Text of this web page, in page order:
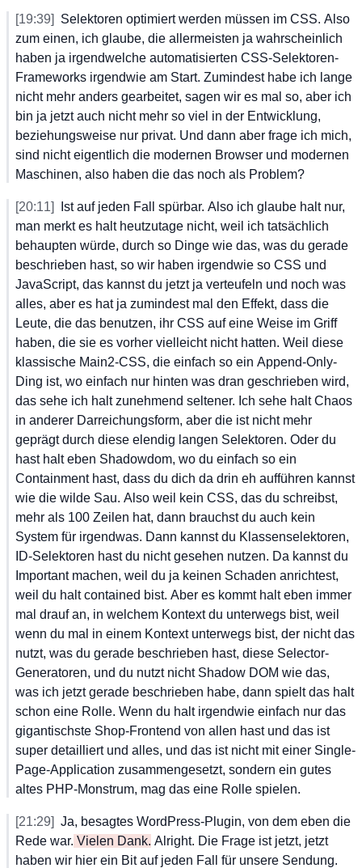
[19:39] Selektoren optimiert werden müssen im CSS. Also
zum einen, ich glaube, die allermeisten ja wahrscheinlich
haben ja irgendwelche automatisierten CSS-Selektoren-
Frameworks irgendwie am Start. Zumindest habe ich lange
nicht mehr anders gearbeitet, sagen wir es mal so, aber ich
bin ja jetzt auch nicht mehr so viel in der Entwicklung,
beziehungsweise nur privat. Und dann aber frage ich mich,
sind nicht eigentlich die modernen Browser und modernen
Maschinen, also haben die das noch als Problem?
[20:11] Ist auf jeden Fall spürbar. Also ich glaube halt nur,
man merkt es halt heutzutage nicht, weil ich tatsächlich
behaupten würde, durch so Dinge wie das, was du gerade
beschrieben hast, so wir haben irgendwie so CSS und
JavaScript, das kannst du jetzt ja verteufeln und noch was
alles, aber es hat ja zumindest mal den Effekt, dass die
Leute, die das benutzen, ihr CSS auf eine Weise im Griff
haben, die sie es vorher vielleicht nicht hatten. Weil diese
klassische Main2-CSS, die einfach so ein Append-Only-
Ding ist, wo einfach nur hinten was dran geschrieben wird,
das sehe ich halt zunehmend seltener. Ich sehe halt Chaos
in anderer Darreichungsform, aber die ist nicht mehr
geprägt durch diese elendig langen Selektoren. Oder du
hast halt eben Shadowdom, wo du einfach so ein
Containment hast, dass du dich da drin eh aufführen kannst
wie die wilde Sau. Also weil kein CSS, das du schreibst,
mehr als 100 Zeilen hat, dann brauchst du auch kein
System für irgendwas. Dann kannst du Klassenselektoren,
ID-Selektoren hast du nicht gesehen nutzen. Da kannst du
Important machen, weil du ja keinen Schaden anrichtest,
weil du halt contained bist. Aber es kommt halt eben immer
mal drauf an, in welchem Kontext du unterwegs bist, weil
wenn du mal in einem Kontext unterwegs bist, der nicht das
nutzt, was du gerade beschrieben hast, diese Selector-
Generatoren, und du nutzt nicht Shadow DOM wie das,
was ich jetzt gerade beschrieben habe, dann spielt das halt
schon eine Rolle. Wenn du halt irgendwie einfach nur das
gigantischste Shop-Frontend von allen hast und das ist
super detailliert und alles, und das ist nicht mit einer Single-
Page-Application zusammengesetzt, sondern ein gutes
altes PHP-Monstrum, mag das eine Rolle spielen.
[21:29] Ja, besagtes WordPress-Plugin, von dem eben die
Rede war. Vielen Dank. Alright. Die Frage ist jetzt, jetzt
haben wir hier ein Bit auf jeden Fall für unsere Sendung.